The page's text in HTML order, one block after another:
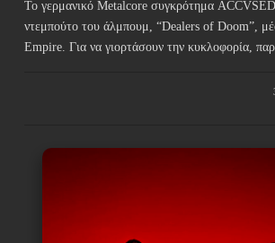
Το γερμανικό Μetalcore συγκρότημα
ντεμπούτο του άλμπουμ, “Dealers of Doom”,
Empire. Για να γιορτάσουν την κυκλοφορία,